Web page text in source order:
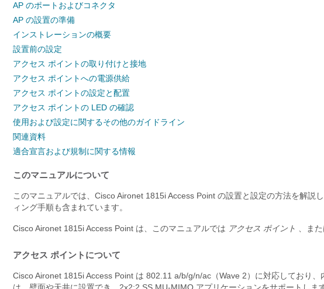
AP のポートおよびコネクタ
AP の設置の準備
インストレーションの概要
設置前の設定
アクセス ポイントの取り付けと接地
アクセス ポイントへの電源供給
アクセス ポイントの設定と配置
アクセス ポイントの LED の確認
使用および設定に関するその他のガイドライン
関連資料
適合宣言および規制に関する情報
このマニュアルについて
このマニュアルでは、Cisco Aironet 1815i Access Point の設置と設定の方法を解説
ィング手順も含まれています。
Cisco Aironet 1815i Access Point は、このマニュアルでは アクセス ポイント 、ま
アクセス ポイントについて
Cisco Aironet 1815i Access Point は 802.11 a/b/g/n/ac（Wave 2）に対応しており